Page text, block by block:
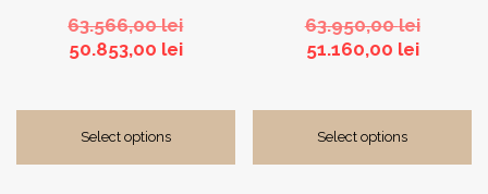
63.566,00leiPrețul
inițial
50.853,00 leiPrețul
Select options
63.950,00leiPrețul
inițial
51.160,00 leiPrețul
Select options